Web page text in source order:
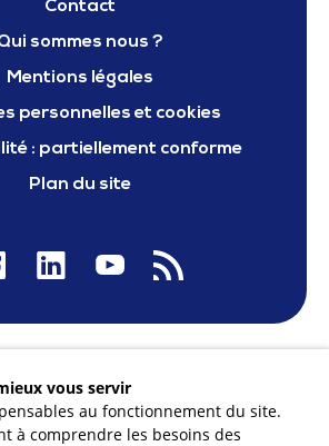
Contact
sommes nous ?
Mentions légales
personnelles et cookies
: partiellement conforme
Plan du site
vous servir
au fonctionnement du site.
à comprendre les besoins des